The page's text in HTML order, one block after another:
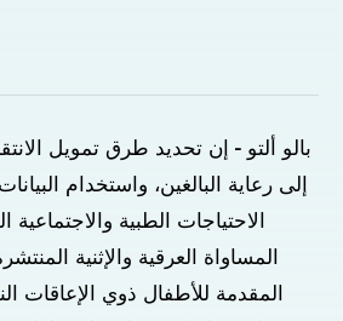
بالو ألتو - إن تحديد طرق تمويل
إلى رعاية البالغين، واستخدام
الاحتياجات الطبية
المساواة العرقية والإثنية
المقدمة للأطفال ذوي الإعاقات